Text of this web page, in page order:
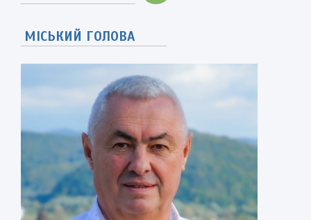
МІСЬКИЙ ГОЛОВА